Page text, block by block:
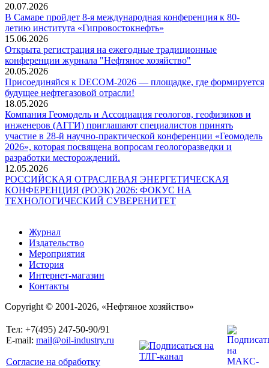
20.07.2026
В Самаре пройдет 8-я международная конференция к 80-
летию института «Гипровостокнефть»
15.06.2026
Открыта регистрация на ежегодные традиционные
конференции журнала "Нефтяное хозяйство"
20.05.2026
Присоединяйся к DECOM-2026 — площадке, где формируется
будущее нефтегазовой отрасли!
18.05.2026
Компания Геомодель и Ассоциация геологов, геофизиков и
инженеров (АГГИ) приглашают специалистов принять
участие в 28-й научно-практической конференции «Геомодель
2026», которая посвящена вопросам геологоразведки и
разработки месторождений.
12.05.2026
РОССИЙСКАЯ ОТРАСЛЕВАЯ ЭНЕРГЕТИЧЕСКАЯ
КОНФЕРЕНЦИЯ (РОЭК) 2026: ФОКУС НА
ТЕХНОЛОГИЧЕСКИЙ СУВЕРЕНИТЕТ
Журнал
Издательство
Мероприятия
История
Интернет-магазин
Контакты
Copyright © 2001-2026, «Нефтяное хозяйство»
Тел: +7(495) 247-50-90/91
E-mail: mail@oil-industry.ru
Согласие на обработку